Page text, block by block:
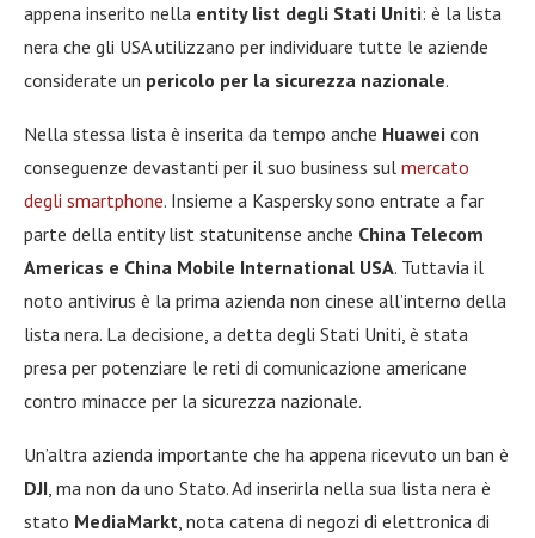
appena inserito nella entity list degli Stati Uniti: è la lista
nera che gli USA utilizzano per individuare tutte le aziende
considerate un pericolo per la sicurezza nazionale.
Nella stessa lista è inserita da tempo anche Huawei con
conseguenze devastanti per il suo business sul mercato
degli smartphone. Insieme a Kaspersky sono entrate a far
parte della entity list statunitense anche China Telecom
Americas e China Mobile International USA. Tuttavia il
noto antivirus è la prima azienda non cinese all’interno della
lista nera. La decisione, a detta degli Stati Uniti, è stata
presa per potenziare le reti di comunicazione americane
contro minacce per la sicurezza nazionale.
Un’altra azienda importante che ha appena ricevuto un ban è
DJI, ma non da uno Stato. Ad inserirla nella sua lista nera è
stato MediaMarkt, nota catena di negozi di elettronica di